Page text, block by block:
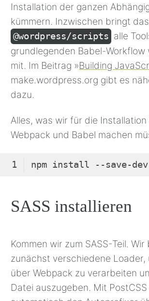
Installation der ganzen
kümmern. Inzwischen bringt
@wordpress/scripts alle
grundlegenden Babel-Workflow
mit. Im Beitrag »Building
make.wordpress.org gibt es
dazu.
Alles, was wir für die Installation
Webpack und Babel machen
BashSASS installieren
Kommen wir zum SASS-Teil.
zunächst verschiedene Loader,
über Webpack zu verarbeiten
Datei auszugeben. Mit